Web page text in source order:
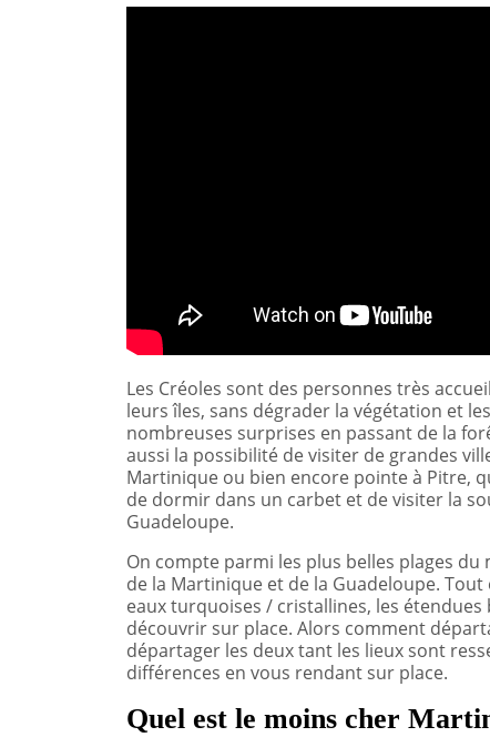
Les Créoles sont des personnes très
leurs îles, sans dégrader la végétation et
nombreuses surprises en passant de la
aussi la possibilité de visiter de grandes
Martinique ou bien encore pointe à Pitre,
de dormir dans un carbet et de visiter la
Guadeloupe.
On compte parmi les plus belles plages
de la Martinique et de la Guadeloupe.
eaux turquoises / cristallines, les
découvrir sur place. Alors comment
départager les deux tant les lieux sont
différences en vous rendant sur place.
Quel est le moins cher